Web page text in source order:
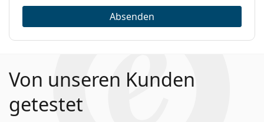
Absenden
Von unseren Kunden
getestet